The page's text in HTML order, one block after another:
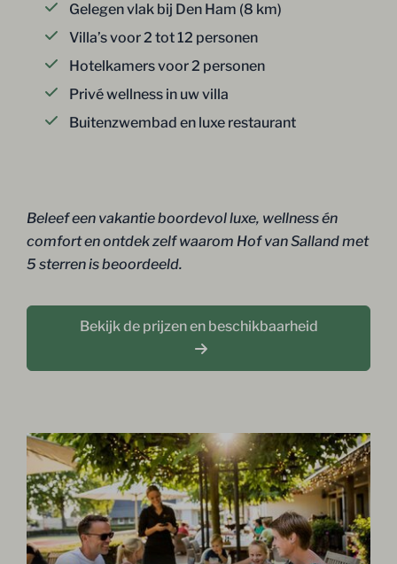
Gelegen vlak bij Den Ham (8 km)
Villa’s voor 2 tot 12 personen
Hotelkamers voor 2 personen
Privé wellness in uw villa
Buitenzwembad en luxe restaurant
Beleef een vakantie boordevol luxe, wellness én
comfort en ontdek zelf waarom Hof van Salland met
5 sterren is beoordeeld.
Bekijk de prijzen en beschikbaarheid